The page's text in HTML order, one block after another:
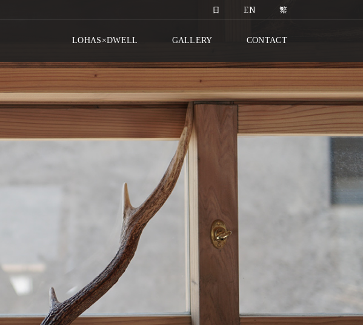
日 EN 繁
LOHAS×DWELL GALLERY CONTACT